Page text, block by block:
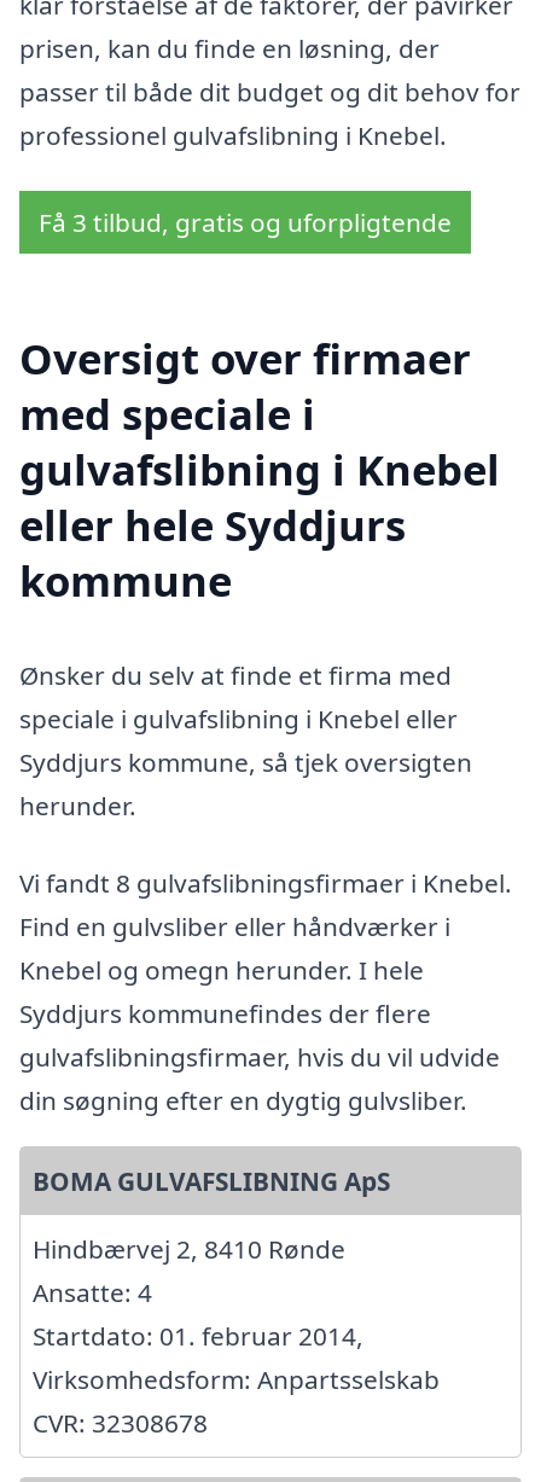
prisen, kan du finde en løsning, der
passer til både dit budget og dit behov for
professionel gulvafslibning i Knebel.
Få 3 tilbud, gratis og uforpligtende
Oversigt over firmaer
med speciale i
gulvafslibning i Knebel
eller hele Syddjurs
kommune
Ønsker du selv at finde et firma med
speciale i gulvafslibning i Knebel eller
Syddjurs kommune, så tjek oversigten
herunder.
Vi fandt 8 gulvafslibningsfirmaer i Knebel.
Find en gulvsliber eller håndværker i
Knebel og omegn herunder. I hele
Syddjurs kommunefindes der flere
gulvafslibningsfirmaer, hvis du vil udvide
din søgning efter en dygtig gulvsliber.
BOMA GULVAFSLIBNING ApS
Hindbærvej 2, 8410 Rønde
Ansatte: 4
Startdato: 01. februar 2014,
Virksomhedsform: Anpartsselskab
CVR: 32308678